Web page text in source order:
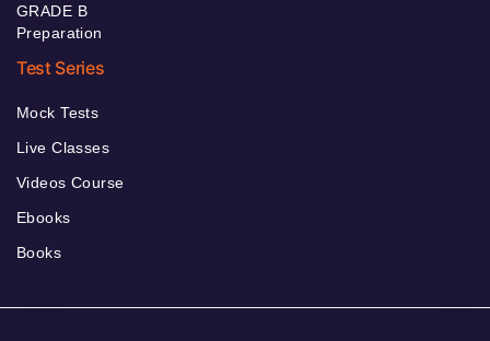
GRADE B
Preparation
Test Series
Mock Tests
Live Classes
Videos Course
Ebooks
Books